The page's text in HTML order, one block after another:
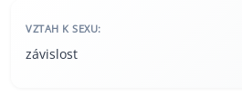
VZTAH K SEXU:
závislost